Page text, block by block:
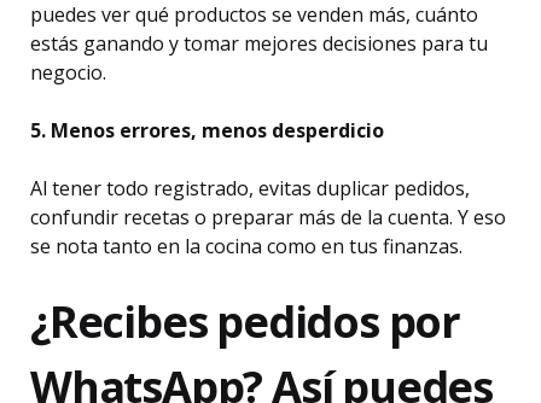
puedes ver qué productos se venden más, cuánto
estás ganando y tomar mejores decisiones para tu
negocio.
5. Menos errores, menos desperdicio
Al tener todo registrado, evitas duplicar pedidos,
confundir recetas o preparar más de la cuenta. Y eso
se nota tanto en la cocina como en tus finanzas.
¿Recibes pedidos por
WhatsApp? Así puedes